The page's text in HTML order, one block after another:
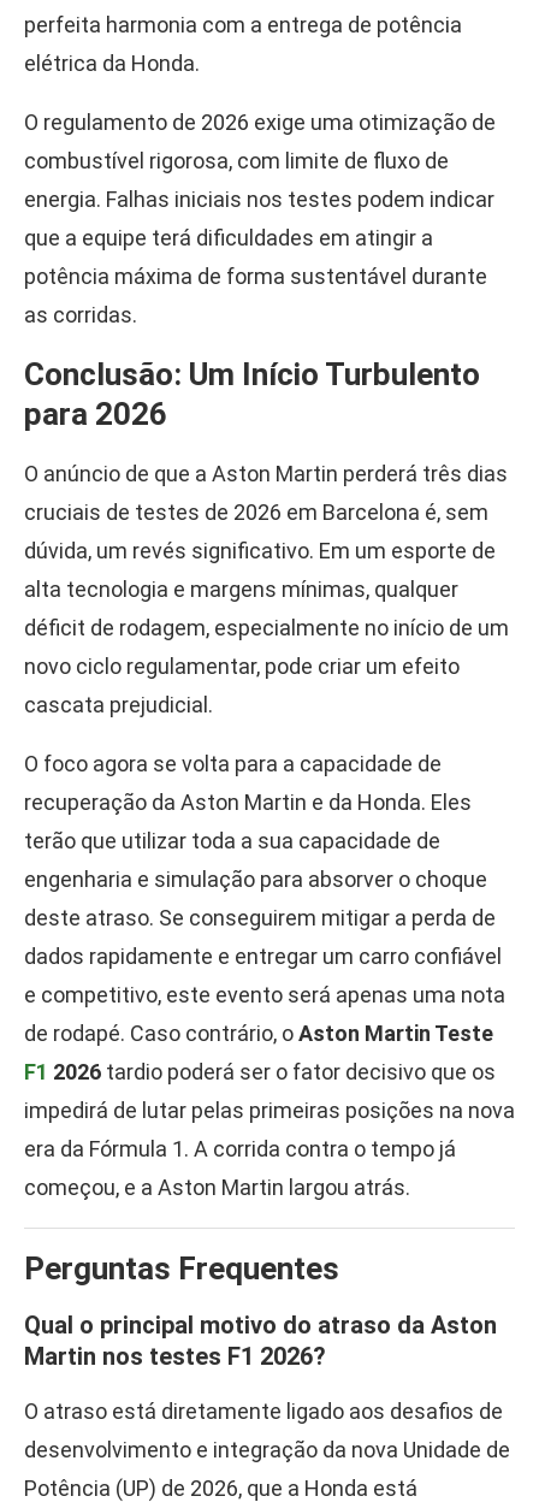
perfeita harmonia com a entrega de potência
elétrica da Honda.
O regulamento de 2026 exige uma otimização de
combustível rigorosa, com limite de fluxo de
energia. Falhas iniciais nos testes podem indicar
que a equipe terá dificuldades em atingir a
potência máxima de forma sustentável durante
as corridas.
Conclusão: Um Início Turbulento
para 2026
O anúncio de que a Aston Martin perderá três dias
cruciais de testes de 2026 em Barcelona é, sem
dúvida, um revés significativo. Em um esporte de
alta tecnologia e margens mínimas, qualquer
déficit de rodagem, especialmente no início de um
novo ciclo regulamentar, pode criar um efeito
cascata prejudicial.
O foco agora se volta para a capacidade de
recuperação da Aston Martin e da Honda. Eles
terão que utilizar toda a sua capacidade de
engenharia e simulação para absorver o choque
deste atraso. Se conseguirem mitigar a perda de
dados rapidamente e entregar um carro confiável
e competitivo, este evento será apenas uma nota
de rodapé. Caso contrário, oAston Martin Teste
F1 2026 tardio poderá ser o fator decisivo que os
impedirá de lutar pelas primeiras posições na nova
era da Fórmula 1. A corrida contra o tempo já
começou, e a Aston Martin largou atrás.
Perguntas Frequentes
Qual o principal motivo do atraso da Aston
Martin nos testes F1 2026?
O atraso está diretamente ligado aos desafios de
desenvolvimento e integração da nova Unidade de
Potência (UP) de 2026, que a Honda está